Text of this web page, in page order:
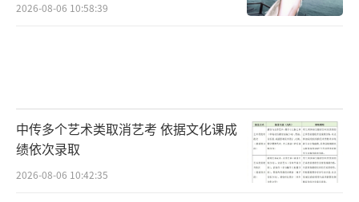
2026-08-06 10:58:39
中传多个艺术类取消艺考 依据文化课成
绩依次录取
2026-08-06 10:42:35